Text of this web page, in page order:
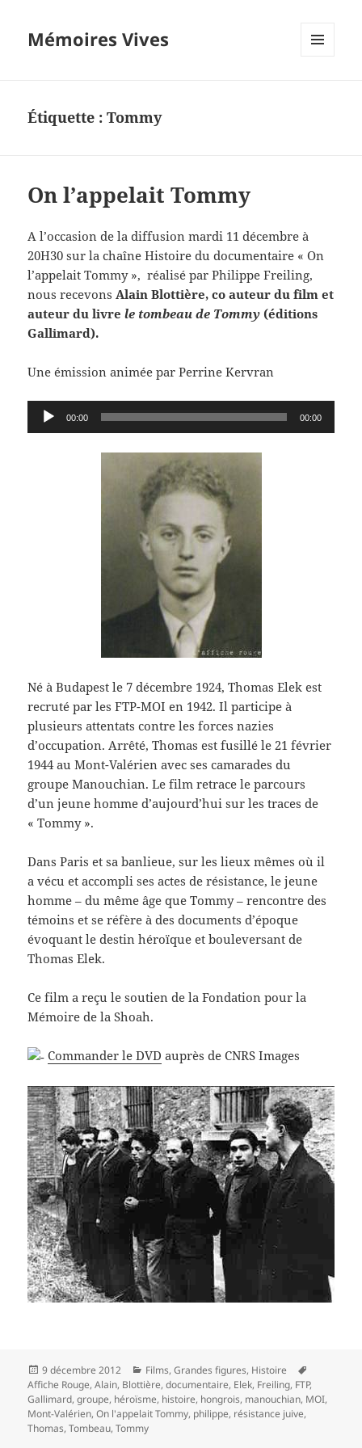
Mémoires Vives
Étiquette :Tommy
On l’appelait Tommy
A l’occasion de la diffusion mardi 11 décembre à
20H30 sur la chaîne Histoire du documentaire « On
l’appelait Tommy », réalisé par Philippe Freiling,
nous recevonsAlain Blottière, co auteur du film et
auteur du livrele tombeau de Tommy (éditions
Gallimard).
Une émission animée par Perrine Kervran
Lecteur
audio
00:00 00:00
Né à Budapest le 7 décembre 1924, Thomas Elek est
recruté par les FTP-MOI en 1942. Il participe à
plusieurs attentats contre les forces nazies
d’occupation. Arrêté, Thomas est fusillé le 21 février
1944 au Mont-Valérien avec ses camarades du
groupe Manouchian. Le film retrace le parcours
d’un jeune homme d’aujourd’hui sur les traces de
« Tommy ».
Dans Paris et sa banlieue, sur les lieux mêmes où il
a vécu et accompli ses actes de résistance, le jeune
homme – du même âge que Tommy – rencontre des
témoins et se réfère à des documents d’époque
évoquant le destin héroïque et bouleversant de
Thomas Elek.
Ce film a reçu le soutien de la Fondation pour la
Mémoire de la Shoah.
Commander le DVD auprès de CNRS Images
Publié
le
9 décembre 2012 Catégories
Films,Grandes figures, Histoire
clés
Affiche Rouge,Alain, Blottière,documentaire, Elek, Freiling, FTP,
Gallimard,groupe, héroïsme, histoire, hongrois, manouchian, MOI,
Mont-Valérien,On l'appelait Tommy, philippe, résistance juive,
Thomas,Tombeau,Tommy